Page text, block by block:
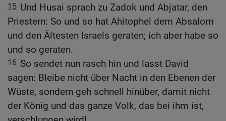
15 Und Husai sprach zu Zadok und Abjatar, den
Priestern: So und so hat Ahitophel dem Absalom
und den Ältesten Israels geraten; ich aber habe so
und so geraten.
16 So sendet nun rasch hin und lasst David
sagen: Bleibe nicht über Nacht in den Ebenen der
Wüste, sondern geh schnell hinüber, damit nicht
der König und das ganze Volk, das bei ihm ist,